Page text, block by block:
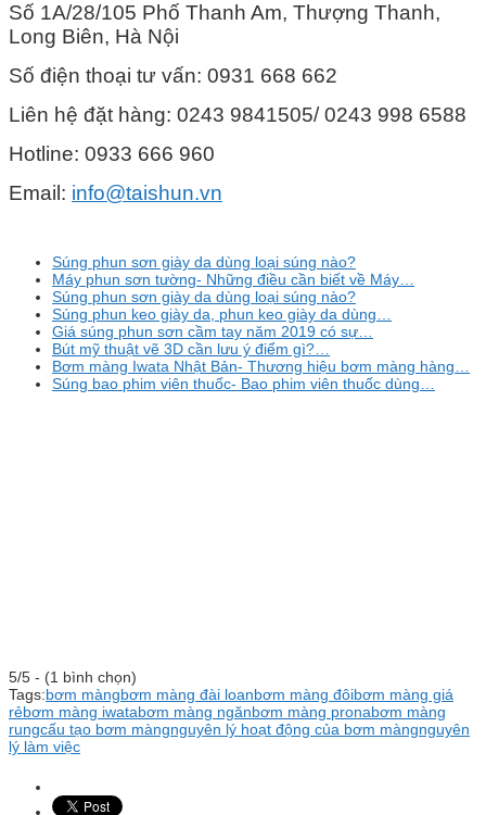
Số 1A/28/105 Phố Thanh Am, Thượng Thanh,
Long Biên, Hà Nội
Số điện thoại tư vấn: 0931 668 662
Liên hệ đặt hàng: 0243 9841505/ 0243 998 6588
Hotline: 0933 666 960
Email: info@taishun.vn
Súng phun sơn giày da dùng loại súng nào?
Máy phun sơn tường- Những điều cần biết về Máy…
Súng phun sơn giày da dùng loại súng nào?
Súng phun keo giày da, phun keo giày da dùng…
Giá súng phun sơn cầm tay năm 2019 có sự…
Bút mỹ thuật vẽ 3D cần lưu ý điểm gì?…
Bơm màng Iwata Nhật Bản- Thương hiệu bơm màng hàng…
Súng bao phim viên thuốc- Bao phim viên thuốc dùng…
5/5 - (1 bình chọn)
Tags:bơm màngbơm màng đài loanbơm màng đôibơm màng giá
rẻbơm màng iwatabơm màng ngănbơm màng pronabơm màng
rungcấu tạo bơm màngnguyên lý hoạt động của bơm màngnguyên
lý làm việc